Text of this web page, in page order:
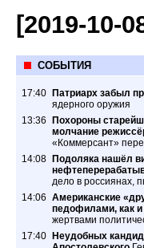
[2019-10-
СОБЫТИЯ
17:40 Патриарх забыл
ядерного оружия
13:36 Похороны
молчание
«Коммерсант»
14:08 Подоляка нашёл
дело в россиянах,
14:06 Американские
педофилами, как и
жертвами
17:40 Неудобных